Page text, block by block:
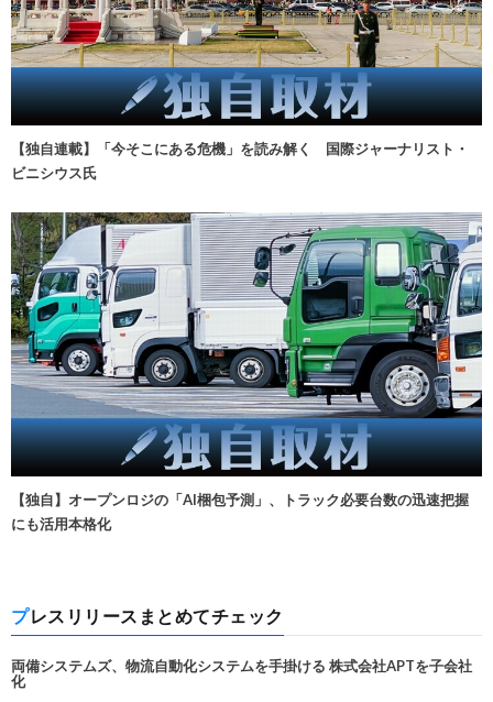
【独自連載】「今そこにある危機」を読み解く 国際ジャーナリスト・
ビニシウス氏
【独自】オープンロジの「AI梱包予測」、トラック必要台数の迅速把握
にも活用本格化
プレスリリースまとめてチェック
両備システムズ、物流自動化システムを手掛ける 株式会社APTを子会社
化